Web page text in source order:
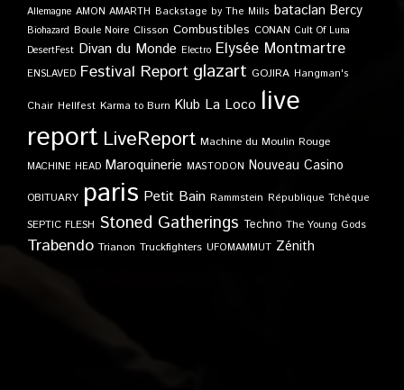
Allemagne AMON AMARTH Backstage by The Mills bataclan Bercy
Biohazard Boule Noire Clisson Combustibles CONAN Cult Of Luna
DesertFest Divan du Monde Electro Elysée Montmartre
ENSLAVED Festival Report glazart GOJIRA Hangman's
Chair Hellfest Karma to Burn Klub La Loco live
report LiveReport Machine du Moulin Rouge
MACHINE HEAD Maroquinerie MASTODON Nouveau Casino
OBITUARY paris Petit Bain Rammstein République Tchèque
SEPTIC FLESH Stoned Gatherings Techno The Young Gods
Trabendo Trianon Truckfighters UFOMAMMUT Zénith